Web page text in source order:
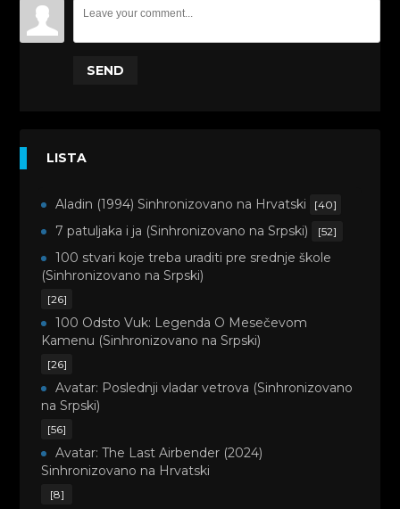
SEND
LISTA
Aladin (1994) Sinhronizovano na Hrvatski [40]
7 patuljaka i ja (Sinhronizovano na Srpski) [52]
100 stvari koje treba uraditi pre srednje škole
(Sinhronizovano na Srpski)
[26]
100 Odsto Vuk: Legenda O Mesečevom
Kamenu (Sinhronizovano na Srpski)
[26]
Avatar: Poslednji vladar vetrova (Sinhronizovano
na Srpski)
[56]
Avatar: The Last Airbender (2024)
Sinhronizovano na Hrvatski
[8]